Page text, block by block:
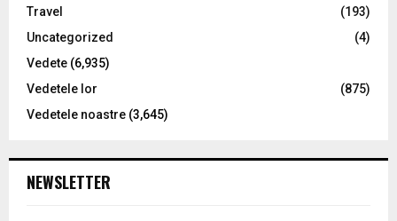
Travel
(193)
Uncategorized
(4)
Vedete (6,935)
Vedetele lor
(875)
Vedetele noastre (3,645)
NEWSLETTER